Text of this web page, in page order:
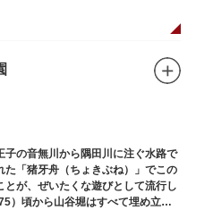
の音無川から隅田川に注ぐ水路で
た「猪牙舟（ちょきぶね）」でこの
が、ぜいたくな遊びとして流行し
）頃から山谷堀はすべて埋め立て